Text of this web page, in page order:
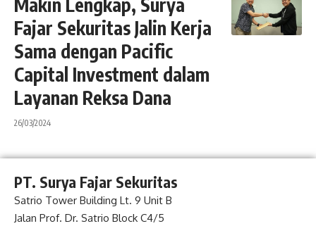
Makin Lengkap, Surya
Fajar Sekuritas Jalin Kerja
Sama dengan Pacific
Capital Investment dalam
Layanan Reksa Dana
26/03/2024
PT. Surya Fajar Sekuritas
Satrio Tower Building Lt. 9 Unit B
Jalan Prof. Dr. Satrio Block C4/5